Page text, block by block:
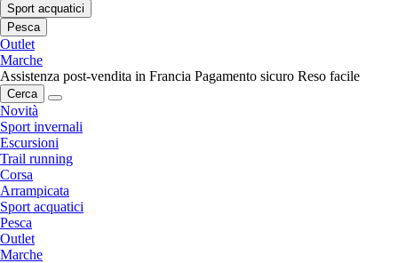
Sport acquatici
Pesca
Outlet
Marche
Assistenza post-vendita in Francia Pagamento sicuro Reso facile
Cerca
Novità
Sport invernali
Escursioni
Trail running
Corsa
Arrampicata
Sport acquatici
Pesca
Outlet
Marche